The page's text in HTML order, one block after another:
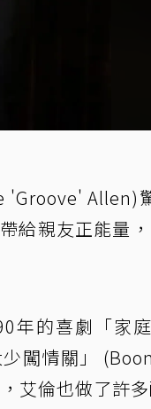
Allen)
給親友正能量
的喜劇「家
闖情關」
艾倫也做了許